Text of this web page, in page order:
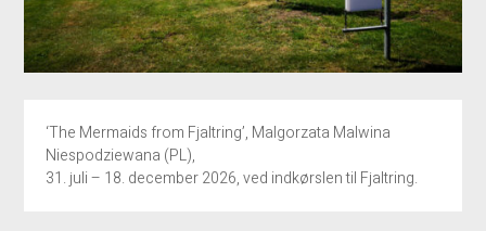
‘The Mermaids from Fjaltring’, Malgorzata Malwina
Niespodziewana (PL),
31. juli – 18. december 2026, ved indkørslen til Fjaltring.